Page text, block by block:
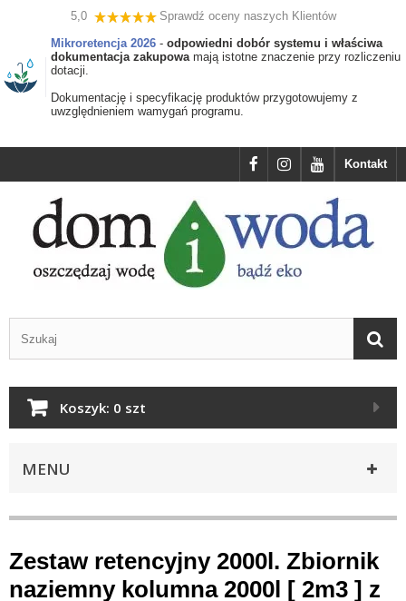
5,0
Sprawdź oceny naszych Klientów
Mikroretencja 2026 - odpowiedni dobór systemu i właściwa
dokumentacja zakupowamają istotne znaczenie przy rozliczeniu
dotacji.
Dokumentację i specyfikację produktów przygotowujemy z
uwzględnieniem wamygań programu.
Kontakt
Koszyk: 0 szt
MENU
Zestaw retencyjny 2000l. Zbiornik
naziemny kolumna 2000l [ 2m3 ] z